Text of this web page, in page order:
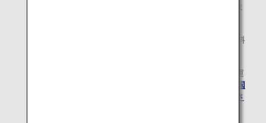
はお申し込みできません。ご予約は、お電話にて承りま
12歳未満のお子様の特典航空券には、発券手数料は無料
マイルを使って特典航空券をご利用される場合、幼児運
ANA国
際線特典航空券の申込み期限と発券期限をご確認くださ